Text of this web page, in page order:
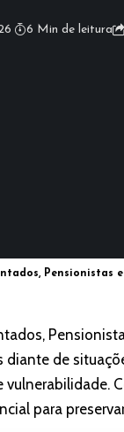
6 Min de leitura
Pensionistas e
de
para